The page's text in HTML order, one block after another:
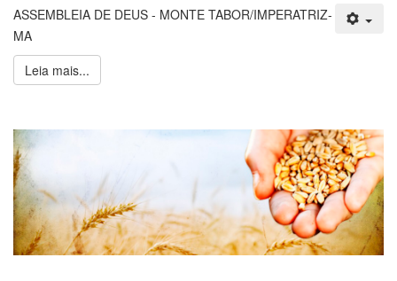
ASSEMBLEIA DE DEUS - MONTE TABOR/IMPERATRIZ-
MA
Leia mais...